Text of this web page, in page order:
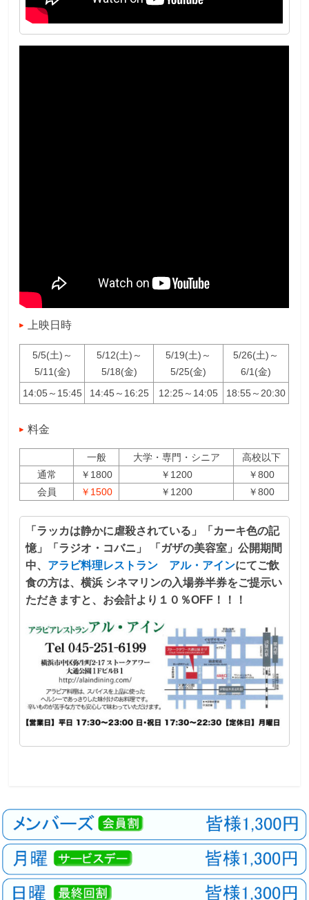
上映日時
5/5(土)～
5/11(金)
5/12(土)～
5/18(金)
5/19(土)～
5/25(金)
5/26(土)～
6/1(金)
14:05～15:45
14:45～16:25 12:25～14:05 18:55～20:30
料金
一般 大学・専門・シニア
高校以下
通常
￥1800 ￥1200
￥800
会員
￥1500 ￥1200 ￥800
「ラッカは静かに虐殺されている」「カーキ色の記
憶」「ラジオ・コバニ」 「ガザの美容室」公開期間
中、 アラビ料理レストラン アル・アインにてご飲
食の方は、横浜 シネマリンの入場券半券をご提示い
ただきますと、お会計より１０％OFF！！！